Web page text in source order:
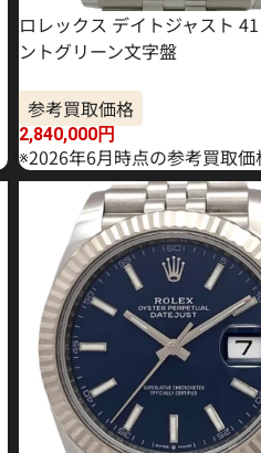
ロレックス デイトジャスト
ントグリーン文字盤
参考買取価格
2,840,000円
※2026年6月時点の参考買取価